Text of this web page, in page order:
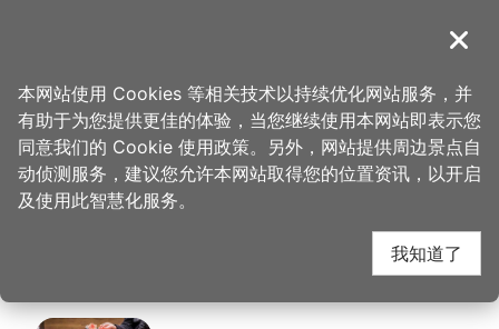
導覽
首页 > 想去的地方 > 美食、购物 > 品杰首乌御膳馆
品杰首乌御膳馆 周边店
家
关闭
本网站使用 Cookies 等相关技术以持续优化网站服务，并
有助于为您提供更佳的体验，当您继续使用本网站即表示您
同意我们的 Cookie 使用政策。另外，网站提供周边景点自
动侦测服务，建议您允许本网站取得您的位置资讯，以开启
及使用此智慧化服务。
我知道了